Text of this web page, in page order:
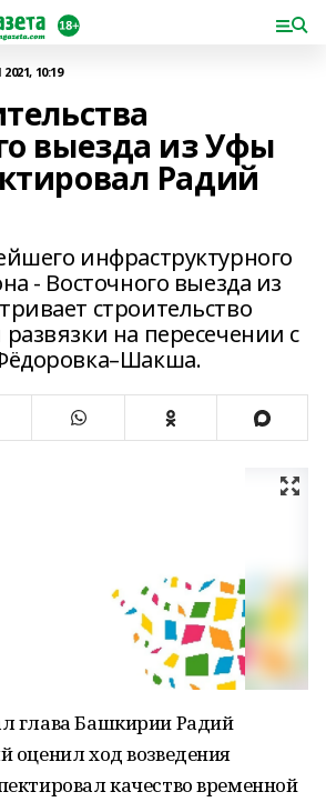
10:19
выезда из Уфы
Радий
инфраструктурного
- Восточного выезда из
строительство
на пересечении с
глава Башкирии Радий
оценил ход возведения
качество временной